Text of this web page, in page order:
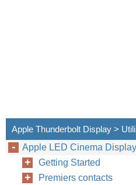
Apple Thunderbolt Display >
Apple LED Cinema Display
Getting Started
Premiers contacts